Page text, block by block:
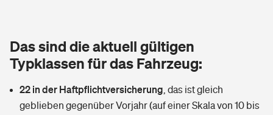
Rentenrechner: Wie viel Geld bekomme ich im Alter?
Wer versichert was: Jetzt Versicherer finden
Vermieterrrechtsschutz
Mietkautionsversicherung
Kinderunfall­ver­si­che­rung
Reiseversicherung
Tierkrankenversicherung
Zur Übersicht
Das sind die aktuell gültigen
Typklassen für das Fahrzeug:
22 in der Haftpflichtversicherung das ist gleich
geblieben gegenüber Vorjahr (auf einer Skala von 10 bis